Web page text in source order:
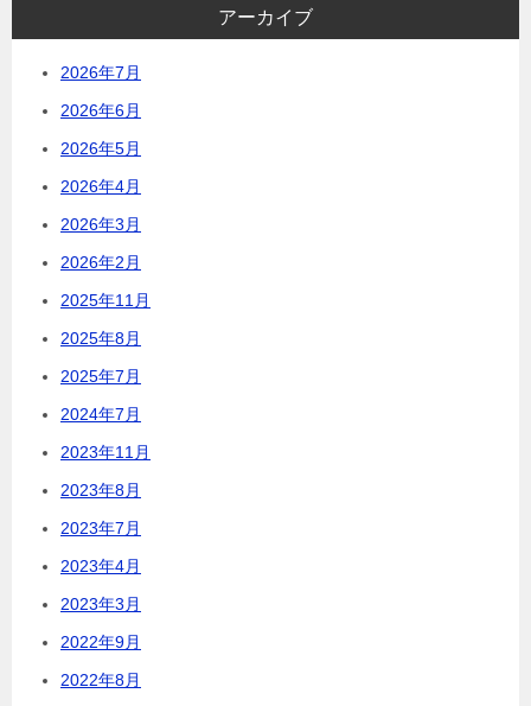
アーカイブ
2026年7月
2026年6月
2026年5月
2026年4月
2026年3月
2026年2月
2025年11月
2025年8月
2025年7月
2024年7月
2023年11月
2023年8月
2023年7月
2023年4月
2023年3月
2022年9月
2022年8月